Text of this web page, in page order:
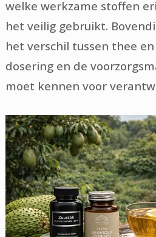
welke werkzame stoffen
het veilig gebruikt.
het verschil tussen thee
dosering en de
moet kennen voor